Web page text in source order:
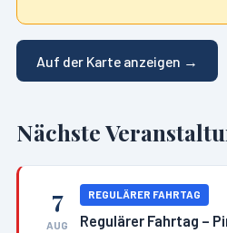
Auf der Karte anzeigen →
Nächste
7
AUG
REGULÄRER FAHRTAG
Regulärer Fahrtag –